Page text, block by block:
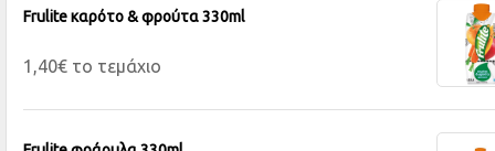
Frulite καρότο & φρούτα 330ml
1,40€ το τεμάχιο